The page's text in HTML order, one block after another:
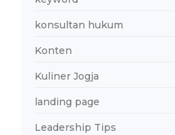
konsultan hukum
Konten
Kuliner Jogja
landing page
Leadership Tips